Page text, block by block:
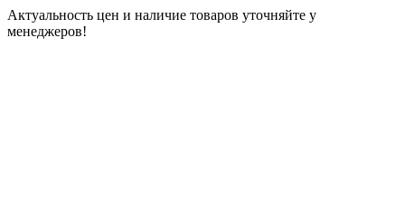
Актуальность цен и наличие товаров уточняйте у
менеджеров!